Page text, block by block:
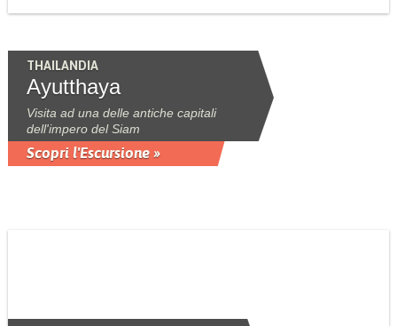
THAILANDIA
Ayutthaya
Visita ad una delle antiche capitali
dell'impero del Siam
Scopri l'Escursione »